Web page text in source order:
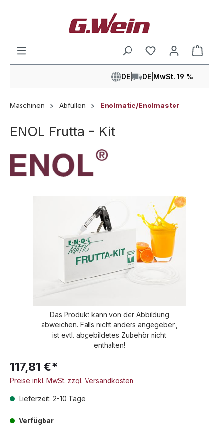
DE DE MwSt. 19 %
Maschinen Abfüllen Enolmatic/Enolmaster
ENOL Frutta - Kit
Das Produkt kann von der Abbildung
abweichen. Falls nicht anders angegeben,
ist evtl. abgebildetes Zubehör nicht
enthalten!
117,81 €*
Preise inkl. MwSt. zzgl. Versandkosten
Lieferzeit: 2-10 Tage
Verfügbar